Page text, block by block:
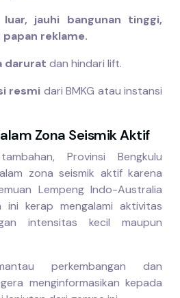
jauhi bangunan tinggi,
reklame.
darurat dan hindari lift.
resmi dari BMKG atau instansi
Zona Seismik Aktif
Provinsi Bengkulu
zona seismik aktif karena
Lempeng Indo-Australia
ini kerap mengalami aktivitas
intensitas kecil maupun
perkembangan dan
menginformasikan kepada